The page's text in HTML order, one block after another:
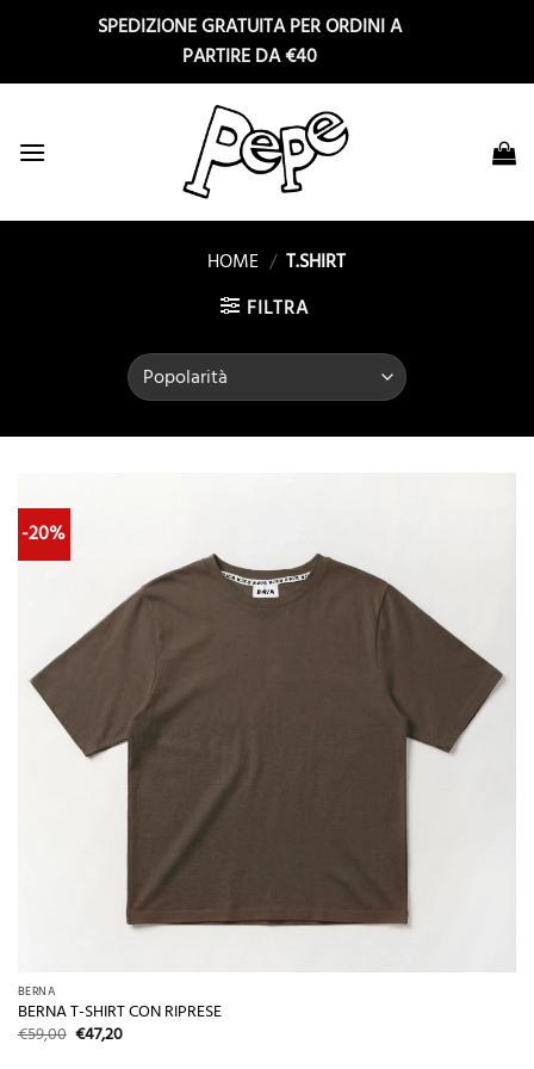
SPEDIZIONE GRATUITA PER ORDINI A
PARTIRE DA €40
HOME / T.SHIRT
FILTRA
-20%
BERNA
BERNA T-SHIRT CON RIPRESE
€59,00 Il
prezzo
€47,20Il